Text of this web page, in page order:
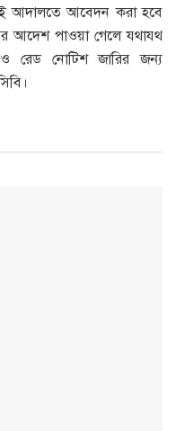
আদালতে আবেদন করা হবে
আদেশ পাওয়া গেলে যথাযথ
রেড নোটিশ জারির জন্য